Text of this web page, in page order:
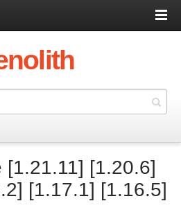
[1.21.11] [1.20.6]
[1.17.1] [1.16.5]